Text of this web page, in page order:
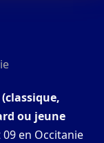
ou jeune
en Occitanie